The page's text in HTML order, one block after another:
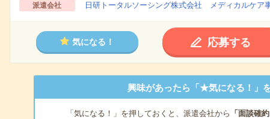
派遣会社 日研トータルソーシング株式会社 メディカルケ
気になる！ 応募する
興味があったら「★気になる！」
「気になる！」を押しておくと、派遣会社から 「面談確約